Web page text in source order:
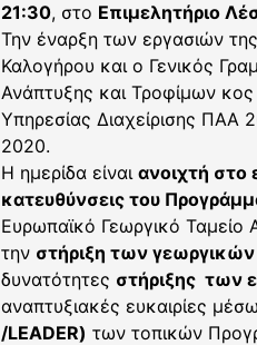
21:30, στο Επιμελητήριο
Την έναρξη των εργασιών
Καλογήρου και ο Γενικός
Ανάπτυξης και Τροφίμων κος
Υπηρεσίας Διαχείρισης ΠΑΑ
2020.
Η ημερίδα είναι ανοιχτή στο
κατευθύνσεις του
Ευρωπαϊκό Γεωργικό Ταμείο
την στήριξη των
δυνατότητες στήριξης των
αναπτυξιακές ευκαιρίες
/LEADER) των τοπικών